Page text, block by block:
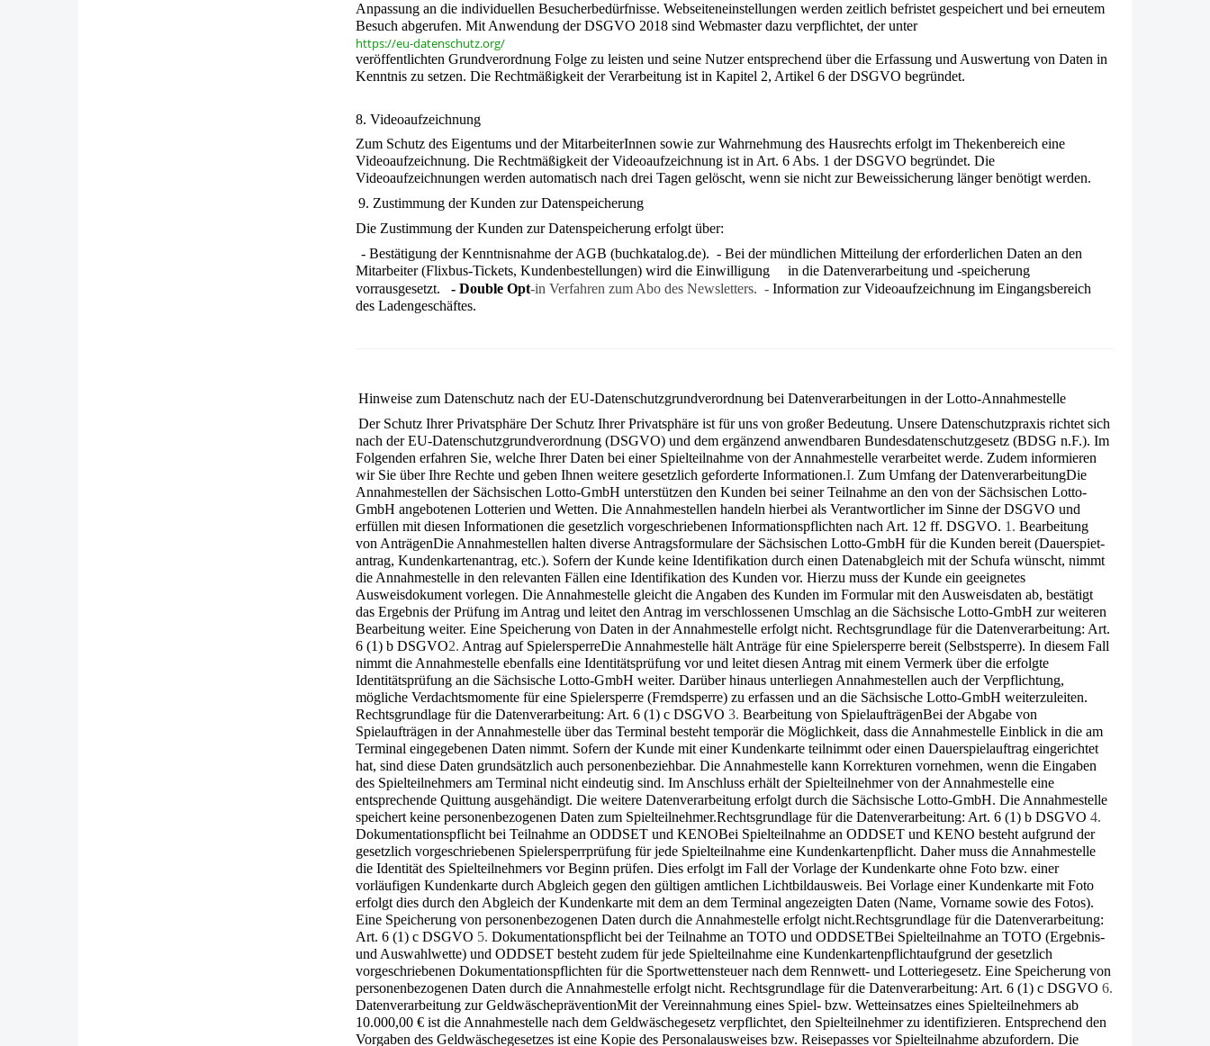
Anpassung an die individuellen Besucherbedürfnisse. Webseiteneinstellungen werden zeitlich befristet gespeichert und bei erneutem
Besuch abgerufen. Mit Anwendung der DSGVO 2018 sind Webmaster dazu verpflichtet, der unter
https://eu-datenschutz.org/
veröffentlichten Grundverordnung Folge zu leisten und seine Nutzer entsprechend über die Erfassung und Auswertung von Daten in
Kenntnis zu setzen. Die Rechtmäßigkeit der Verarbeitung ist in Kapitel 2, Artikel 6 der DSGVO begründet.
8. Videoaufzeichnung
Zum Schutz des Eigentums und der MitarbeiterInnen sowie zur Wahrnehmung des Hausrechts erfolgt im Thekenbereich eine
Videoaufzeichnung. Die Rechtmäßigkeit der Videoaufzeichnung ist in Art. 6 Abs. 1 der DSGVO begründet. Die
Videoaufzeichnungen werden automatisch nach drei Tagen gelöscht, wenn sie nicht zur Beweissicherung länger benötigt werden.
9. Zustimmung der Kunden zur Datenspeicherung
Die Zustimmung der Kunden zur Datenspeicherung erfolgt über:
- Bestätigung der Kenntnisnahme der AGB (buchkatalog.de). - Bei der mündlichen Mitteilung der erforderlichen Daten an den
Mitarbeiter (Flixbus-Tickets, Kundenbestellungen) wird die Einwilligung in die Datenverarbeitung und -speicherung
vorrausgesetzt.- Double Opt-in Verfahren zum Abo des Newsletters. -Information zur Videoaufzeichnung im Eingangsbereich
des Ladengeschäftes.
Hinweise zum Datenschutz nach der EU-Datenschutzgrundverordnung bei Datenverarbeitungen in der Lotto-Annahmestelle
Der Schutz Ihrer Privatsphäre Der Schutz Ihrer Privatsphäre ist für uns von großer Bedeutung. Unsere Datenschutzpraxis richtet sich
nach der EU-Daten­schutzgrundverordnung (DSGVO) und dem ergänzend anwendbaren Bundesdatenschutzgesetz (BDSG n.F.). Im
Folgen­den erfahren Sie, welche Ihrer Daten bei einer Spielteilnahme von der Annahmestelle verarbeitet werde. Zudem infor­mieren
wir Sie über Ihre Rechte und geben Ihnen weitere gesetzlich geforderte Informationen.I. Zum Umfang der DatenverarbeitungDie
Annahmestellen der Sächsischen Lotto-GmbH unterstützen den Kunden bei seiner Teilnahme an den von der Säch­sischen Lotto-
GmbH angebotenen Lotterien und Wetten. Die Annahmestellen handeln hierbei als Verantwortlicher im Sinne der DSGVO und
erfüllen mit diesen Informationen die gesetzlich vorgeschriebenen Informationspflichten nach Art. 12 ff. DSGVO. 1. Bearbeitung
von AnträgenDie Annahmestellen halten diverse Antragsformulare der Sächsischen Lotto-GmbH für die Kunden bereit (Dauerspiet-
antrag, Kundenkartenantrag, etc.). Sofern der Kunde keine Identifikation durch einen Datenabgleich mit der Schufa wünscht, nimmt
die Annahmestelle in den relevanten Fällen eine Identifikation des Kunden vor. Hierzu muss der Kunde ein geeignetes
Ausweisdokument vorlegen. Die Annahmestelle gleicht die Angaben des Kunden im Formular mit den Ausweisdaten ab, bestätigt
das Ergebnis der Prüfung im Antrag und leitet den Antrag im verschlossenen Umschlag an die Sächsische Lotto-GmbH zur weiteren
Bearbeitung weiter. Eine Speicherung von Daten in der Annahmestelle erfolgt nicht. Rechtsgrundlage für die Datenverarbeitung: Art.
6 (1) b DSGVO2. Antrag auf SpielersperreDie Annahmestelle hält Anträge für eine Spielersperre bereit (Selbstsperre). In diesem Fall
nimmt die Annahmestelle ebenfalls eine Identitätsprüfung vor und leitet diesen Antrag mit einem Vermerk über die erfolgte
Identitätsprüfung an die Sächsische Lotto-GmbH weiter. Darüber hinaus unterliegen Annahmestellen auch der Verpflichtung,
mögliche Ver­dachtsmomente für eine Spielersperre (Fremdsperre) zu erfassen und an die Sächsische Lotto-GmbH weiterzuleiten.
Rechtsgrundlage für die Datenverarbeitung: Art. 6 (1) c DSGVO 3. Bearbeitung von SpielaufträgenBei der Abgabe von
Spielaufträgen in der Annahmestelle über das Terminal besteht temporär die Möglichkeit, dass die Annahmestelle Einblick in die am
Terminal eingegebenen Daten nimmt. Sofern der Kunde mit einer Kundenkarte teil­nimmt oder einen Dauerspielauftrag eingerichtet
hat, sind diese Daten grundsätzlich auch personenbeziehbar. Die An­nahmestelle kann Korrekturen vornehmen, wenn die Eingaben
des Spielteilnehmers am Terminal nicht eindeutig sind. Im Anschluss erhält der Spielteilnehmer von der Annahmestelle eine
entsprechende Quittung ausgehändigt. Die weitere Datenverarbeitung erfolgt durch die Sächsische Lotto-GmbH. Die Annahmestelle
speichert keine personenbezogenen Daten zum Spielteilnehmer.Rechtsgrundlage für die Datenverarbeitung: Art. 6 (1) b DSGVO 4.
Dokumentationspflicht bei Teilnahme an ODDSET und KENOBei Spielteilnahme an ODDSET und KENO besteht aufgrund der
gesetzlich vorgeschriebenen Spielersperrprüfung für jede Spielteilnahme eine Kundenkartenpflicht. Daher muss die Annahmestelle
die Identität des Spielteilnehmers vor Beginn prüfen. Dies erfolgt im Fall der Vorlage der Kundenkarte ohne Foto bzw. einer
vorläufigen Kundenkarte durch Abgleich gegen den gültigen amtlichen Lichtbildausweis. Bei Vorlage einer Kundenkarte mit Foto
erfolgt dies durch den Abgleich der Kundenkarte mit dem an dem Terminal angezeigten Daten (Name, Vorname sowie des Fotos).
Eine Speiche­rung von personenbezogenen Daten durch die Annahmestelle erfolgt nicht.Rechtsgrundlage für die Datenverarbeitung:
Art. 6 (1) c DSGVO 5. Dokumentationspflicht bei der Teilnahme an TOTO und ODDSETBei Spielteilnahme an TOTO (Ergebnis-
und Auswahlwette) und ODDSET besteht zudem für jede Spielteilnahme eine Kun­denkartenpflichtaufgrund der gesetzlich
vorgeschriebenen Dokumentationspflichten für die Sportwettensteuer nach dem Rennwett- und Lotteriegesetz. Eine Speicherung von
personenbezogenen Daten durch die Annahmestelle erfolgt nicht. Rechtsgrundlage für die Datenverarbeitung: Art. 6 (1) c DSGVO 6.
Datenverarbeitung zur GeldwäschepräventionMit der Vereinnahmung eines Spiel- bzw. Wetteinsatzes eines Spielteilnehmers ab
10.000,00 € ist die Annahmestelle nach dem Geldwäschegesetz verpflichtet, den Spielteilnehmer zu identifizieren. Entsprechend den
Vorgaben des Geld­wäschegesetzes ist eine Kopie des Personalausweises bzw. Reisepasses vor Spielteilnahme abzufordern. Die